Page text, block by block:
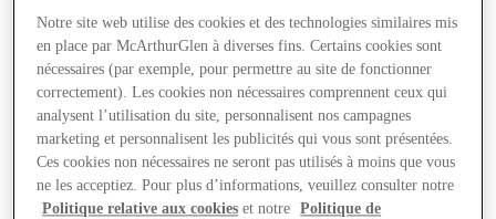
Notre site web utilise des cookies et des technologies similaires mis
en place par McArthurGlen à diverses fins. Certains cookies sont
nécessaires (par exemple, pour permettre au site de fonctionner
correctement). Les cookies non nécessaires comprennent ceux qui
analysent l’utilisation du site, personnalisent nos campagnes
marketing et personnalisent les publicités qui vous sont présentées.
Ces cookies non nécessaires ne seront pas utilisés à moins que vous
ne les acceptiez. Pour plus d’informations, veuillez consulter notre
Politique relative aux cookies et notre
Politique de